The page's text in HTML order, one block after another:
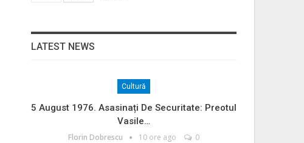
LATEST NEWS
Cultură
5 August 1976. Asasinați De Securitate: Preotul
Vasile…
Florin Dobrescu 10 ore ago 0